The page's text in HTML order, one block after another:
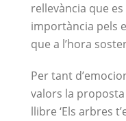
rellevància que
importància pels
que a l’hora
Per tant
valors la
llibre ‘Els arbres